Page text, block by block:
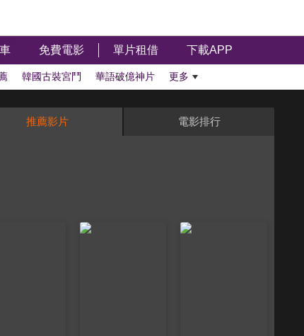
免費電影 單片租借 下載APP
韓國古裝宮鬥 華語破億神片 更多
推薦影片 電影排行